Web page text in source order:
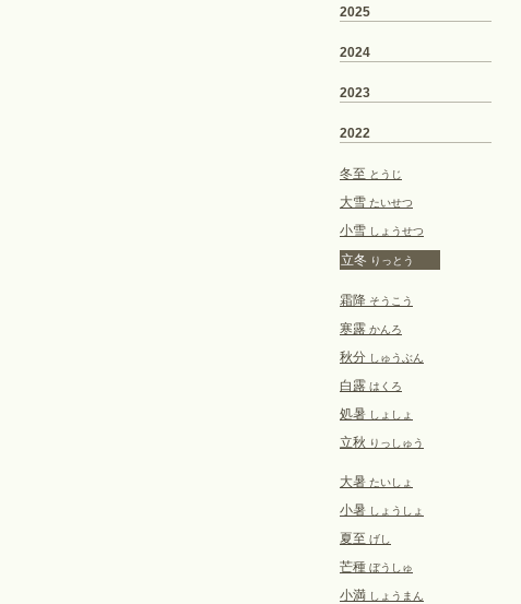
2025
2024
2023
2022
冬至 とうじ
大雪 たいせつ
小雪 しょうせつ
立冬 りっとう
霜降 そうこう
寒露 かんろ
秋分 しゅうぶん
白露 はくろ
処暑 しょしょ
立秋 りっしゅう
大暑 たいしょ
小暑 しょうしょ
夏至 げし
芒種 ぼうしゅ
小満 しょうまん